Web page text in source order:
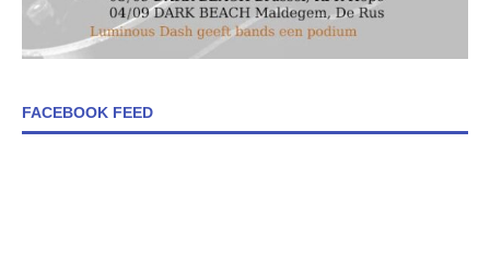
FACEBOOK FEED